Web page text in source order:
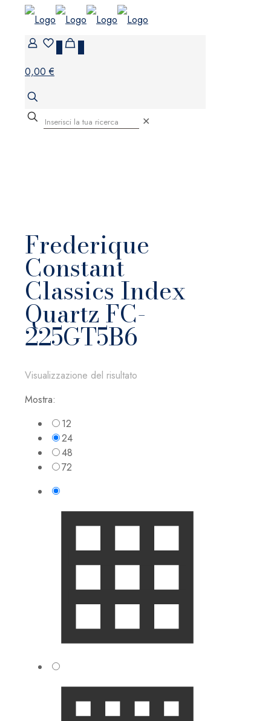
0,00 €
✕
Frederique
Constant
Classics Index
Quartz FC-
225GT5B6
Visualizzazione del risultato
Mostra:
12
24
48
72